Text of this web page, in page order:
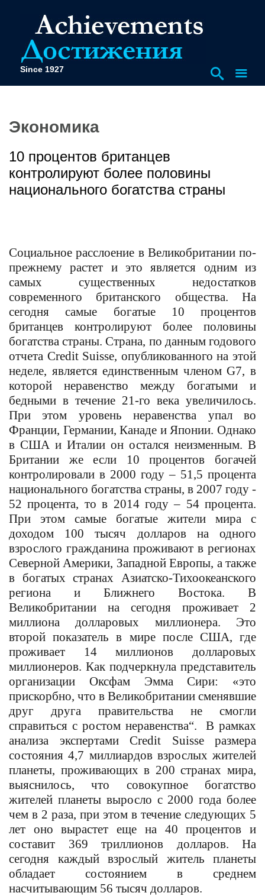
Since 1927
Экономика
10 процентов британцев
контролируют более половины
национального богатства страны
Социальное расслоение в Великобритании по-
прежнему растет и это является одним из
самых существенных недостатков
современного британского общества. На
сегодня самые богатые 10 процентов
британцев контролируют более половины
богатства страны. Страна, по данным годового
отчета Credit Suisse, опубликованного на этой
неделе, является единственным членомG7, в
которой неравенство между богатыми и
бедными в течение 21-го века увеличилось.
При этом уровень неравенства упал во
Франции, Германии, Канаде и Японии. Однако
в США и Италии он остался неизменным. В
Британии же если 10 процентов богачей
контролировали в 2000 году – 51,5 процента
национального богатства страны, в 2007 году -
52 процента, то в 2014 году – 54 процента.
При этом самые богатые жители мира с
доходом 100 тысяч долларов на одного
взрослого гражданина проживают в регионах
Северной Америки, Западной Европы, а также
в богатых странах Азиатско-Тихоокеанского
региона и Ближнего Востока. В
Великобритании на сегодня проживает 2
миллиона долларовых миллионера. Это
второй показатель в мире после США, где
проживает 14 миллионов долларовых
миллионеров. Как подчеркнула представитель
организации Оксфам Эмма Сири: «это
прискорбно, что в Великобритании сменявшие
друг друга правительства не смогли
справиться с ростом неравенства“. В рамках
анализа экспертами Credit Suisse размера
состояния 4,7 миллиардов взрослых жителей
планеты, проживающих в 200 странах мира,
выяснилось, что совокупное богатство
жителей планеты выросло с 2000 года более
чем в 2 раза, при этом в течение следующих 5
лет оно вырастет еще на 40 процентов и
составит 369 триллионов долларов. На
сегодня каждый взрослый житель планеты
обладает состоянием в среднем
насчитывающим 56 тысяч долларов.